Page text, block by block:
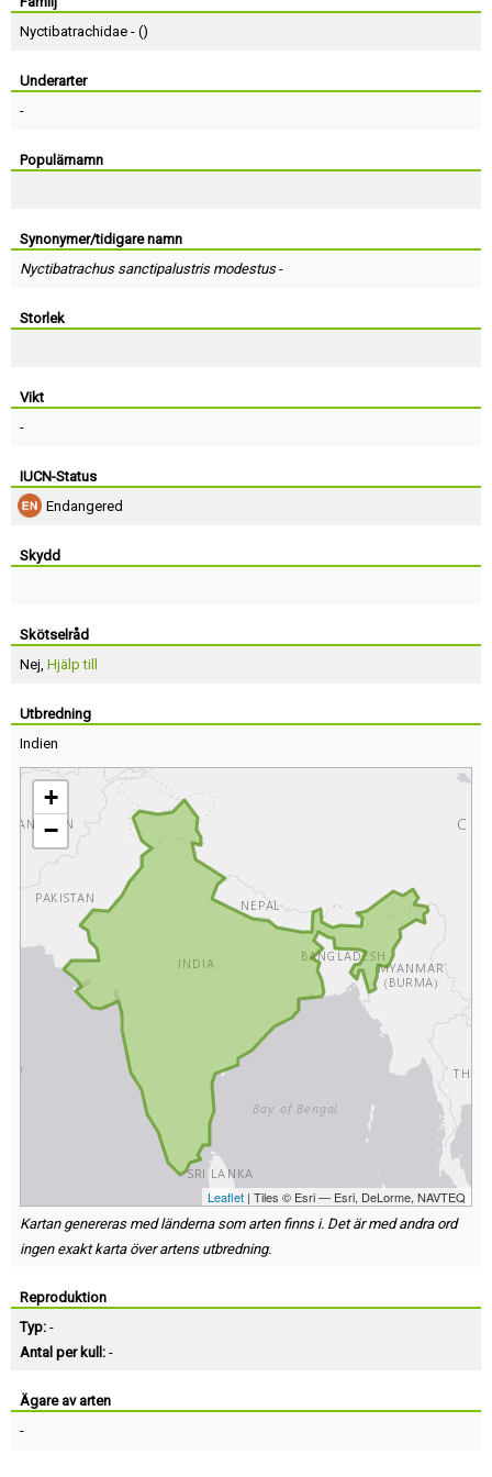
Nyctibatrachidae - ()
Underarter
-
Populärnamn
Synonymer/tidigare namn
Nyctibatrachus sanctipalustris modestus-
Storlek
Vikt
-
IUCN-Status
Endangered
Skydd
Skötselråd
Nej, Hjälp till
Utbredning
Indien
+
−
Leaflet | Tiles © Esri — Esri, DeLorme, NAVTEQ
Kartan genereras med länderna som arten finns i. Det är med andra ord
ingen exakt karta över artens utbredning.
Reproduktion
Typ: -
Antal per kull: -
Ägare av arten
-